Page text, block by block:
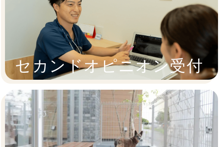
セカンドオピニオン受付